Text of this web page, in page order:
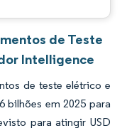
de Teste
Intelligence
de teste elétrico e
bilhões em 2025 para
para atingir USD